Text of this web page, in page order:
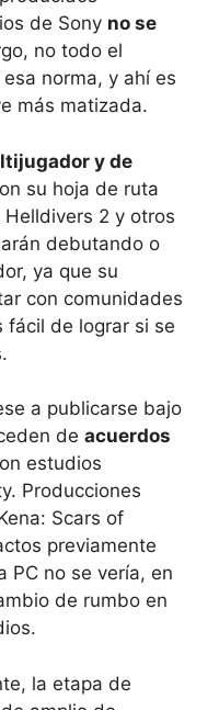
de Sony no se
no todo el
norma, y ahí es
más matizada.
y de
su hoja de ruta
2 y otros
debutando o
ya que su
con comunidades
fácil de lograr si se
a publicarse bajo
de acuerdos
estudios
Producciones
Scars of
previamente
PC no se vería, en
de rumbo en
la etapa de